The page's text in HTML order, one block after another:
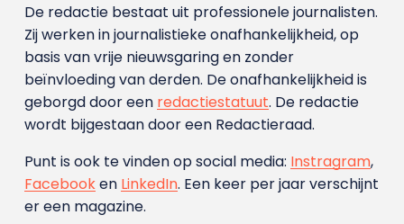
De redactie bestaat uit professionele journalisten.
Zij werken in journalistieke onafhankelijkheid, op
basis van vrije nieuwsgaring en zonder
beïnvloeding van derden. De onafhankelijkheid is
geborgd door een redactiestatuut. De redactie
wordt bijgestaan door een Redactieraad.
Punt is ook te vinden op social media: Instragram,
Facebooken LinkedIn. Een keer per jaar verschijnt
er een magazine.